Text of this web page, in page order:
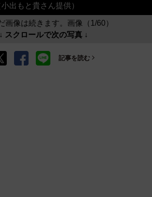
出もと貴さん提供）
画像は続きます。画像（1/60）
↓ スクロールで次の写真 ↓
記事を読む